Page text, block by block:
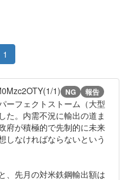
1
1) NG 報告
ーフェクトストーム（大型
た。内需不況に輸出の道ま
府が積極的で先制的に未来
しなければならないという
、先月の対米鉄鋼輸出額は